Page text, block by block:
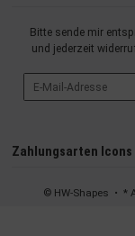
Bitte sende mir
und jederzeit
Zahlungsarten Icons
© HW-Shapes • *